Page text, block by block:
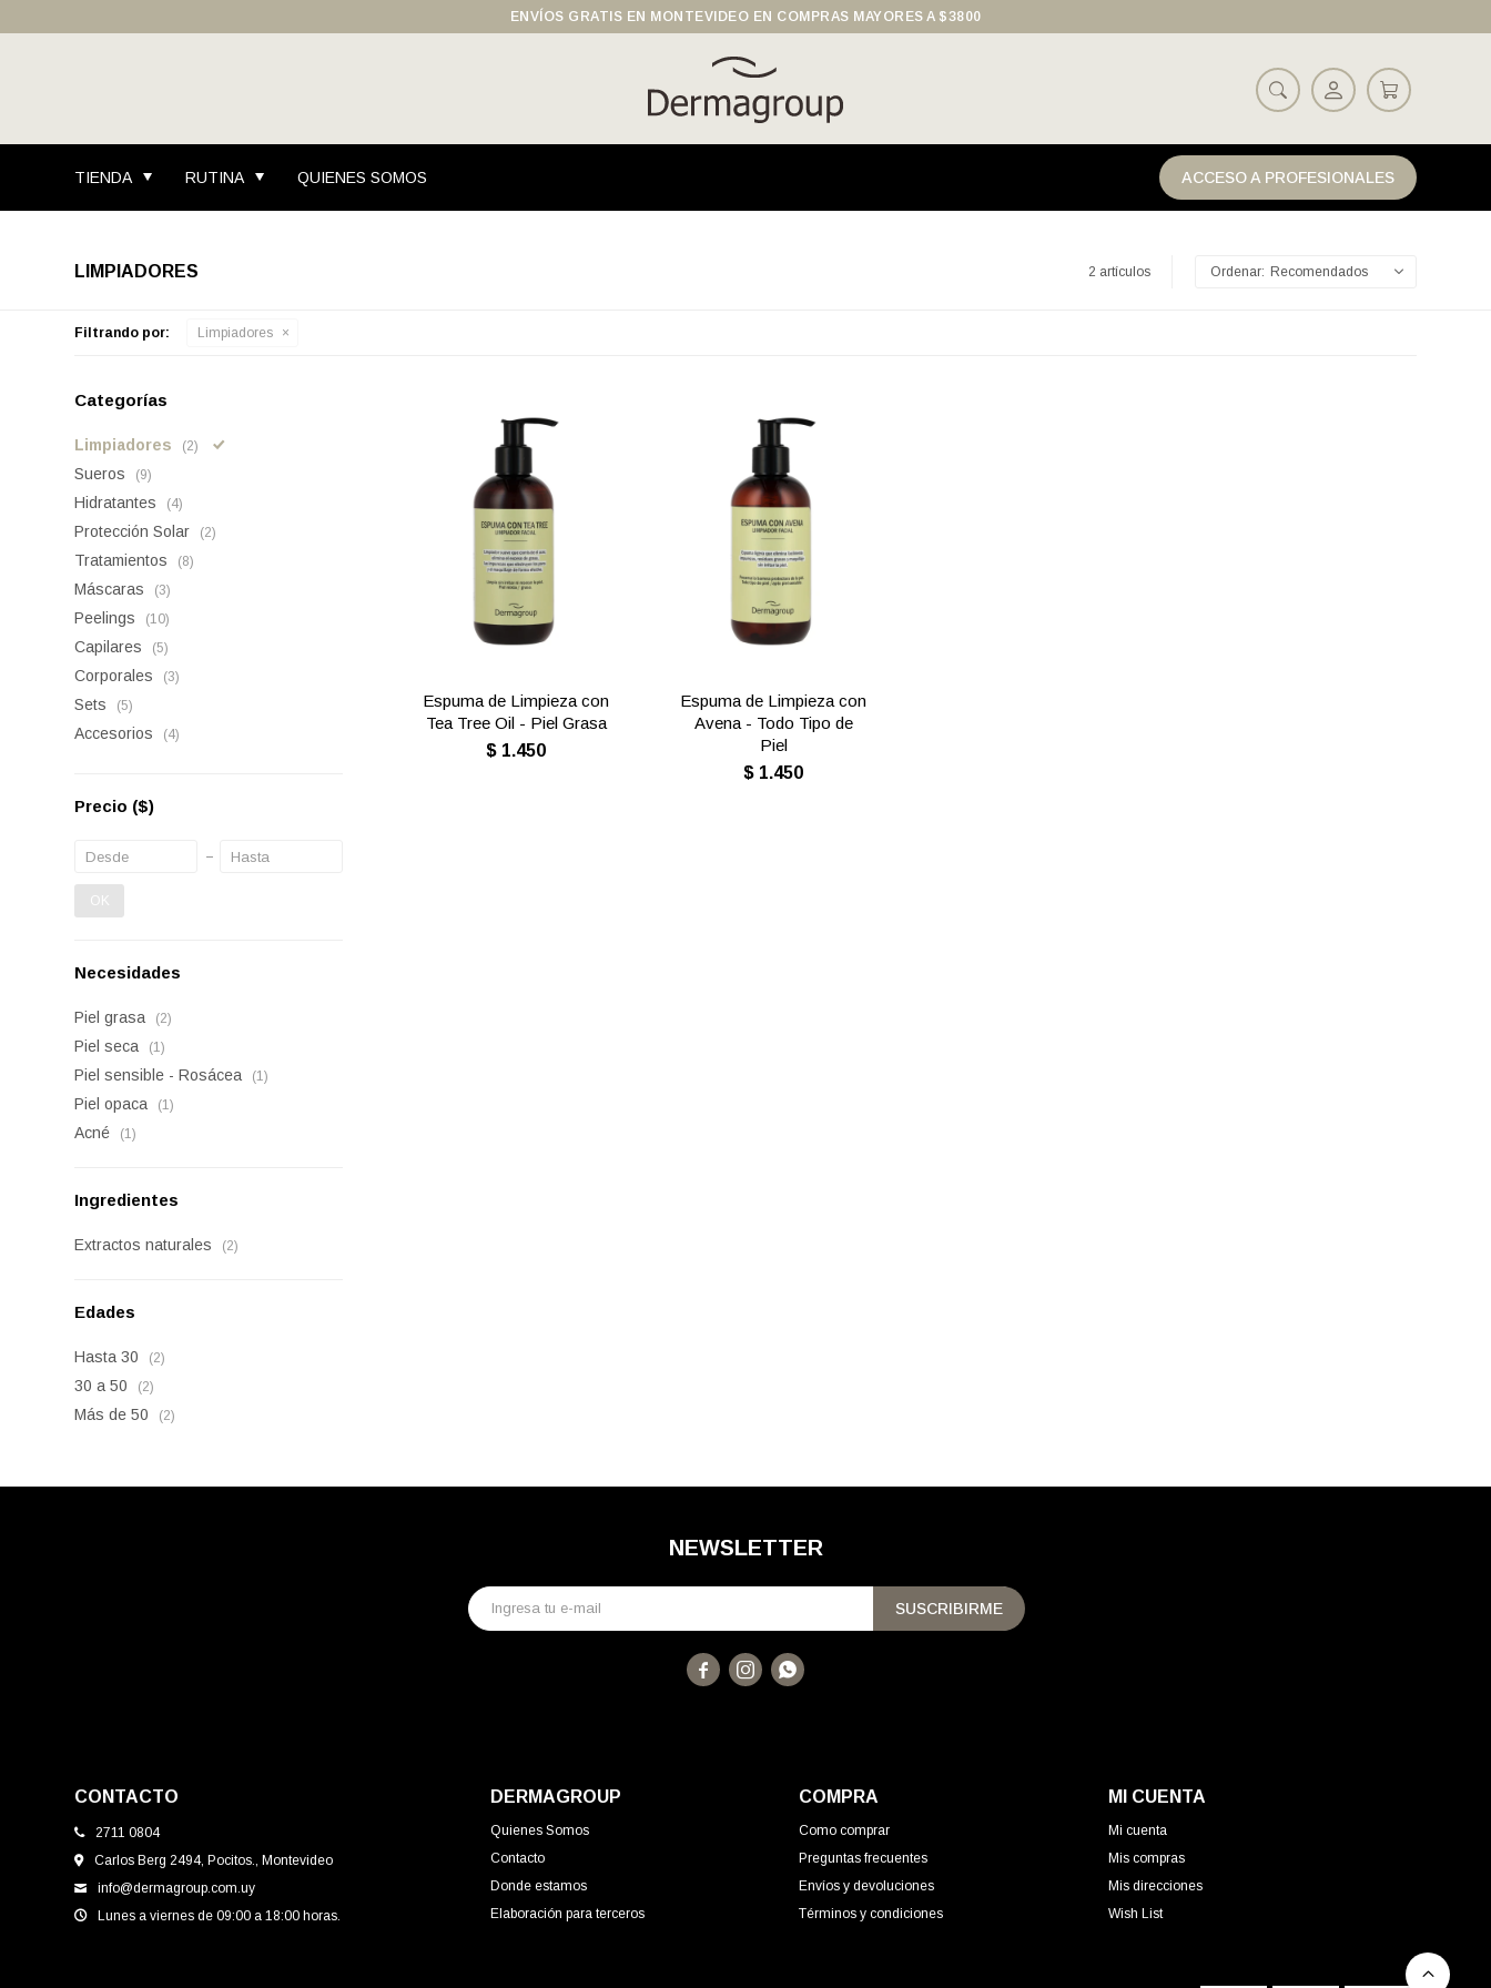
TIENDA RUTINA QUIENES SOMOS ACCESO A PROFESIONALES
ENVÍOS GRATIS EN MONTEVIDEO EN COMPRAS MAYORES A $3800
LIMPIADORES 2 artículos Recomendados
Filtrando por: Limpiadores
Espuma de Limpieza con
Tea Tree Oil - Piel Grasa
$ 1.450
Espuma de Limpieza con
Avena - Todo Tipo de
Piel
$ 1.450
Categorías
Limpiadores (2)
Sueros (9)
Hidratantes (4)
Protección Solar (2)
Tratamientos (8)
Máscaras (3)
Peelings (10)
Capilares (5)
Corporales (3)
Sets (5)
Accesorios (4)
Precio ($)
OK
Necesidades
Piel grasa (2)
Piel seca (1)
Piel sensible - Rosácea (1)
Piel opaca (1)
Acné (1)
Ingredientes
Extractos naturales (2)
Edades
Hasta 30 (2)
30 a 50 (2)
Más de 50 (2)
CONTACTO
2711 0804
Carlos Berg 2494, Pocitos., Montevideo
info@dermagroup.com.uy
Lunes a viernes de 09:00 a 18:00 horas.
DERMAGROUP
Quienes Somos
Contacto
Donde estamos
Elaboración para terceros
COMPRA
Como comprar
Preguntas frecuentes
Envíos y devoluciones
Términos y condiciones
MI CUENTA
Mi cuenta
Mis compras
Mis direcciones
Wish List
NEWSLETTER
SUSCRIBIRME
  